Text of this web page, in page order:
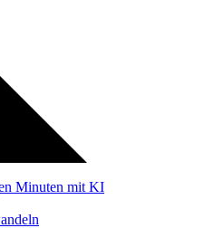
Minuten mit KI